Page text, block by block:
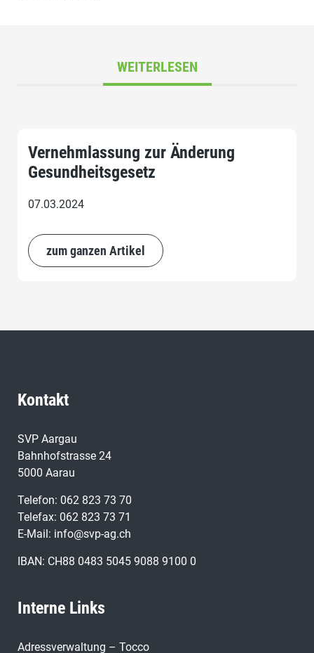
WEITERLESEN
Vernehmlassung zur Änderung
Gesundheitsgesetz
07.03.2024
zum ganzen Artikel
Kontakt
SVP Aargau
Bahnhofstrasse 24
5000 Aarau
Telefon: 062 823 73 70
Telefax: 062 823 73 71
E-Mail: info@svp-ag.ch
IBAN: CH88 0483 5045 9088 9100 0
Interne Links
Adressverwaltung – Tocco